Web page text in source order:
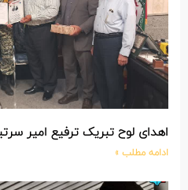
اهدای لوح تبریک ترفیع امیر سرتیپ۲ ستاد حسین صادق زاده فرمانده تیپ ۲۵ واکنش سریع شهید آبگون نزاجا مستقر در تبریز
ادامه مطلب »